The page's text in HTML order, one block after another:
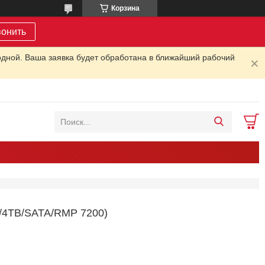
Корзина
Ваша заявка будет обработана в ближайший рабочий
SATA/RMP 7200)